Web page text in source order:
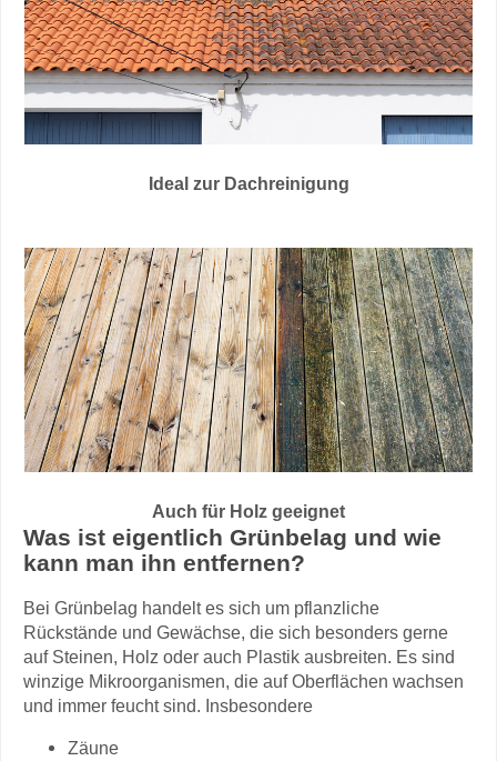
Ideal zur Dachreinigung
Auch für Holz geeignet
Was ist eigentlich Grünbelag und wie
kann man ihn entfernen?
Bei Grünbelag handelt es sich um pflanzliche
Rückstände und Gewächse, die sich besonders gerne
auf Steinen, Holz oder auch Plastik ausbreiten. Es sind
winzige Mikroorganismen, die auf Oberflächen wachsen
und immer feucht sind. Insbesondere
Zäune